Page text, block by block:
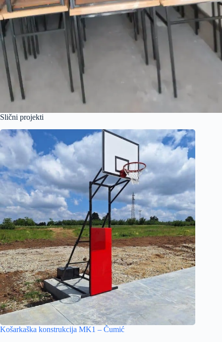
Slični projekti
Košarkaška konstrukcija MK1 – Čumić